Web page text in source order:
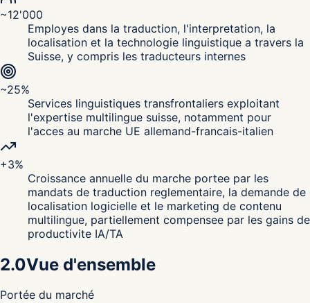
~12'000
Employes dans la traduction, l'interpretation, la
localisation et la technologie linguistique a travers la
Suisse, y compris les traducteurs internes
~25%
Services linguistiques transfrontaliers exploitant
l'expertise multilingue suisse, notamment pour
l'acces au marche UE allemand-francais-italien
+3%
Croissance annuelle du marche portee par les
mandats de traduction reglementaire, la demande de
localisation logicielle et le marketing de contenu
multilingue, partiellement compensee par les gains de
productivite IA/TA
2.0Vue d'ensemble
Portée du marché